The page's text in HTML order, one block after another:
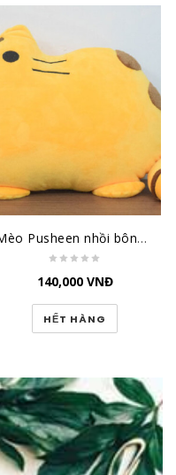
Mèo Pusheen nhồi bông nhỏ TBMPS1
140,000 VNĐ
HẾT HÀNG